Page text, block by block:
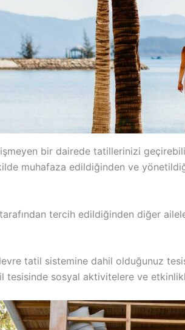
bir dairede tatillerinizi
muhafaza edildiğinden ve
tercih edildiğinden diğer
tatil sistemine dahil olduğunuz
sosyal aktivitelere ve